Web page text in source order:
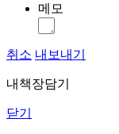
메모
취소 내보내기
내책장담기
닫기